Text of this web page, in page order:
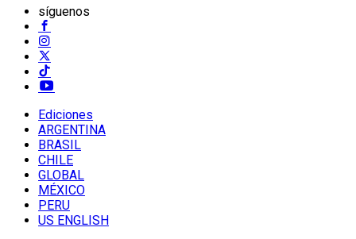
síguenos
Ediciones
ARGENTINA
BRASIL
CHILE
GLOBAL
MÉXICO
PERU
US ENGLISH